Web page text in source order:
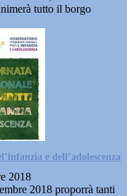
tutto il borgo
e dell’adolescenza
2018
2018 proporrà tanti